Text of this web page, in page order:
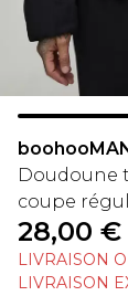
Doudoune
coupe
28,00 €
LIVRAISON
LIVRAISON